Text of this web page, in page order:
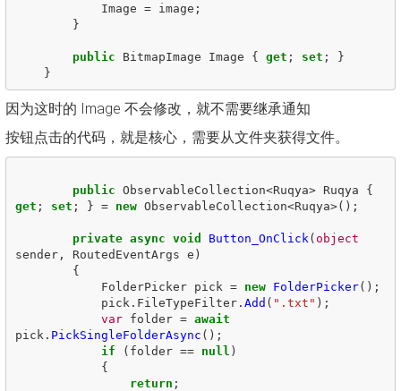
Image = image ;
}
public BitmapImage Image { get ; set ;
}
}
因为这时的 Image 不会修改，就不需要继承通知
按钮点击的代码，就是核心，需要从文件夹获得文件。
public ObservableCollection<Ruqya> Ruqya
{
get ; set ; } = new ObservableCollection<Ruqya>();
private async void Button_OnClick ( object
sender, RoutedEventArgs e )
{
FolderPicker
pick = new FolderPicker();
pick . FileTypeFilter. Add ( ".txt" );
var
folder = await
pick . PickSingleFolderAsync ();
if
( folder == null )
{
return ;